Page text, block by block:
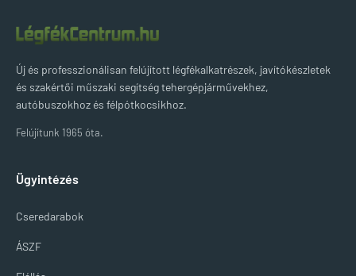
Új és professzionálisan felújított légfékalkatrészek, javítókészletek
és szakértői műszaki segítség tehergépjárművekhez,
autóbuszokhoz és félpótkocsikhoz.
Felújítunk 1965 óta.
Ügyintézés
Cseredarabok
ÁSZF